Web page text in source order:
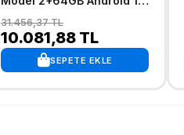
Navigasyon Multimedya
Sistemi
31.456,37 TL
10.081,88 TL
SEPETE EKLE